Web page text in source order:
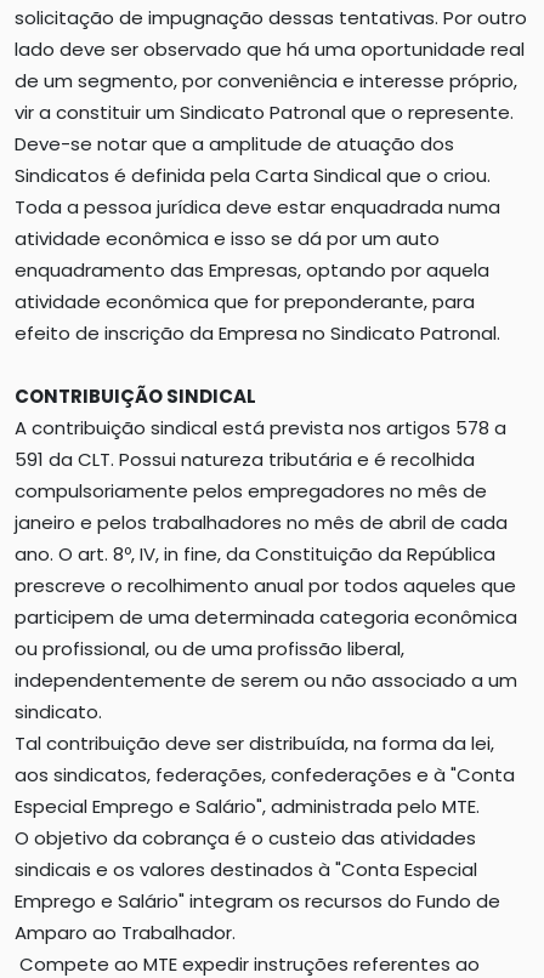
solicitação de impugnação dessas tentativas. Por outro
lado deve ser observado que há uma oportunidade real
de um segmento, por conveniência e interesse próprio,
vir a constituir um Sindicato Patronal que o represente.
Deve-se notar que a amplitude de atuação dos
Sindicatos é definida pela Carta Sindical que o criou.
Toda a pessoa jurídica deve estar enquadrada numa
atividade econômica e isso se dá por um auto
enquadramento das Empresas, optando por aquela
atividade econômica que for preponderante, para
efeito de inscrição da Empresa no Sindicato Patronal.
CONTRIBUIÇÃO SINDICAL
A contribuição sindical está prevista nos artigos 578 a
591 da CLT. Possui natureza tributária e é recolhida
compulsoriamente pelos empregadores no mês de
janeiro e pelos trabalhadores no mês de abril de cada
ano. O art. 8º, IV, in fine, da Constituição da República
prescreve o recolhimento anual por todos aqueles que
participem de uma determinada categoria econômica
ou profissional, ou de uma profissão liberal,
independentemente de serem ou não associado a um
sindicato.
Tal contribuição deve ser distribuída, na forma da lei,
aos sindicatos, federações, confederações e à "Conta
Especial Emprego e Salário", administrada pelo MTE.
O objetivo da cobrança é o custeio das atividades
sindicais e os valores destinados à "Conta Especial
Emprego e Salário" integram os recursos do Fundo de
Amparo ao Trabalhador.
Compete ao MTE expedir instruções referentes ao